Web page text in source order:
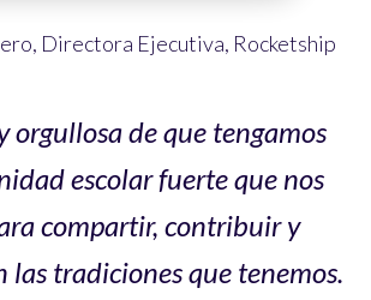
Directora Ejecutiva, Rocketship
orgullosa de que tengamos
escolar fuerte que nos
compartir, contribuir y
las tradiciones que tenemos.